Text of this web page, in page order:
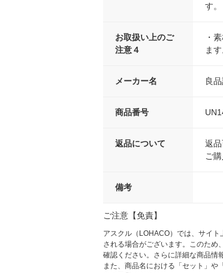
す。
お取扱い上のご
注意４
・
ます
メーカー名 良
商品番号
返品について
返
ご
備考
ご注意【免責】
アスクル（LOHACO）では、サイ
される場合がございます。このため
確認ください。さらに詳細な商品情
また、商品名における「セット」や